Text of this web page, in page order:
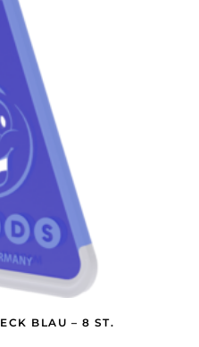
BLAU – 8 ST.